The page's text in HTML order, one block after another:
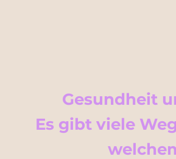
Gesundheit
Es gibt viele